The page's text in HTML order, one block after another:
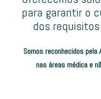
para garantir o
dos
Somos reconhecidos pela
nas áreas médica e